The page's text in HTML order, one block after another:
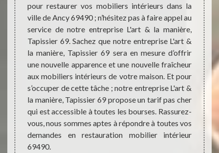
une
non
& la
et
vos
vos
et
à
pour restaurer vos mobiliers intérieurs dans la
ville de Ancy 69490 ; n’hésitez pas à faire appel au
service de notre entreprise L'art & la manière,
Tapissier 69. Sachez que notre entreprise L'art &
la manière, Tapissier 69 sera en mesure d’offrir
une nouvelle apparence et une nouvelle fraîcheur
aux mobiliers intérieurs de votre maison. Et pour
s’occuper de cette tâche ; notre entreprise L'art &
la manière, Tapissier 69 propose un tarif pas cher
qui est accessible à toutes les bourses. Rassurez-
vous, nous sommes aptes à répondre à toutes vos
demandes en restauration mobilier intérieur
69490.
la
vos